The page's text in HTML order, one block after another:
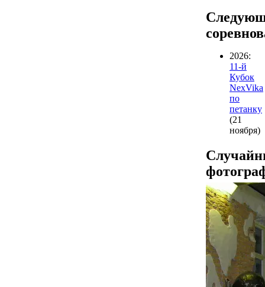
2026:
11-й
Кубок
NexVika
по
петанку
(21
ноября)